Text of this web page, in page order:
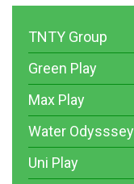
TNTY Group
Green Play
Max Play
Water Odysssey
Uni Play